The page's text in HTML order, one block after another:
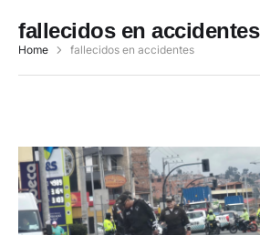
fallecidos en accidentes
Home fallecidos en accidentes